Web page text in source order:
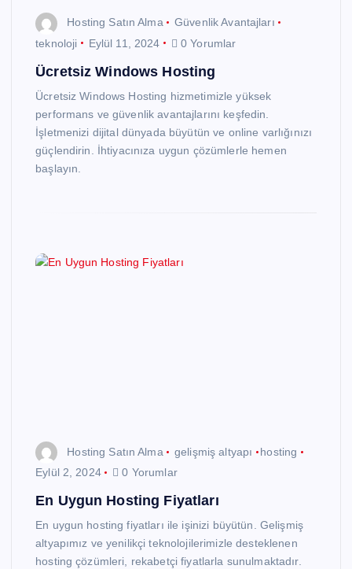
Hosting Satın Alma
Güvenlik Avantajları
teknoloji
Eylül 11, 2024 0 Yorumlar
Ücretsiz Windows Hosting
Ücretsiz Windows Hosting hizmetimizle yüksek
performans ve güvenlik avantajlarını keşfedin.
İşletmenizi dijital dünyada büyütün ve online varlığınızı
güçlendirin. İhtiyacınıza uygun çözümlerle hemen
başlayın.
Hosting Satın Alma gelişmiş altyapı
hosting
Eylül 2, 2024
0 Yorumlar
En Uygun Hosting Fiyatları
En uygun hosting fiyatları ile işinizi büyütün. Gelişmiş
altyapımız ve yenilikçi teknolojilerimizle desteklenen
hosting çözümleri, rekabetçi fiyatlarla sunulmaktadır.